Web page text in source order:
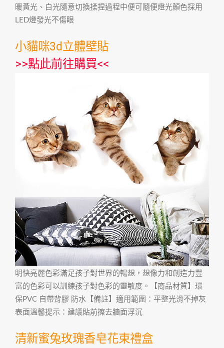
暖黃光、白光隨意切換揉捏過程中便可隨便燈光顏色採用
LED燈發光不傷眼
小貓咪3d立體壁貼
>>點此前往購買<<
明快亮麗色彩滿足孩子對世界的暢想，想像力和創造力豐
富的色彩可以訓練孩子對色彩的靈敏度。【商品材質】環
保PVC 自帶背膠 防水【備註】適用範圍：平整光滑不掉灰
表面溫馨提示：建議貼前擦去牆面浮沉
清新蜜兔玫瑰香皂花束禮盒